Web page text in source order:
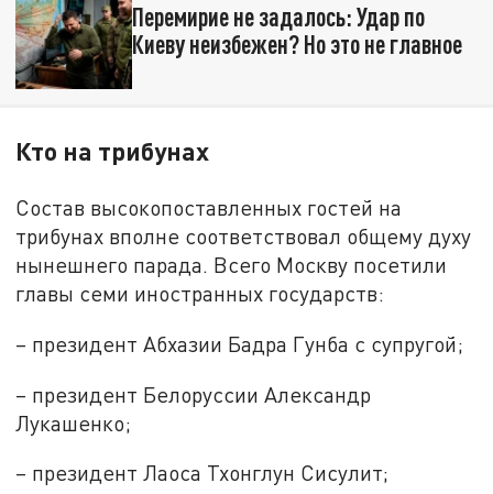
Перемирие не задалось: Удар по
Киеву неизбежен? Но это не главное
Кто на трибунах
Состав высокопоставленных гостей на
трибунах вполне соответствовал общему духу
нынешнего парада. Всего Москву посетили
главы семи иностранных государств:
– президент Абхазии Бадра Гунба с супругой;
– президент Белоруссии Александр
Лукашенко;
– президент Лаоса Тхонглун Сисулит;